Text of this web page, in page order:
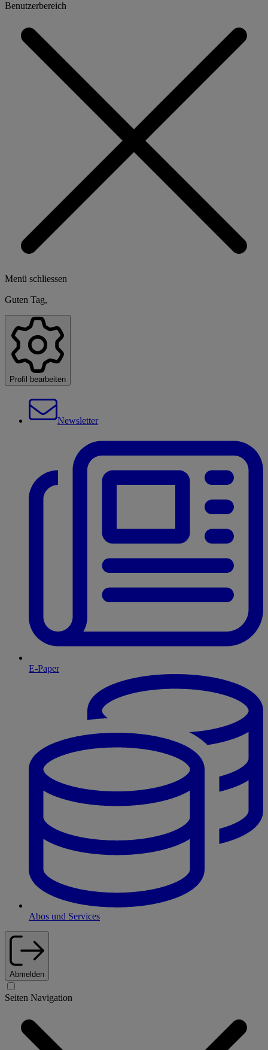
Benutzerbereich
Menü schliessen
Guten Tag,
Profil bearbeiten
Newsletter
E-Paper
Abos und Services
Abmelden
Seiten Navigation